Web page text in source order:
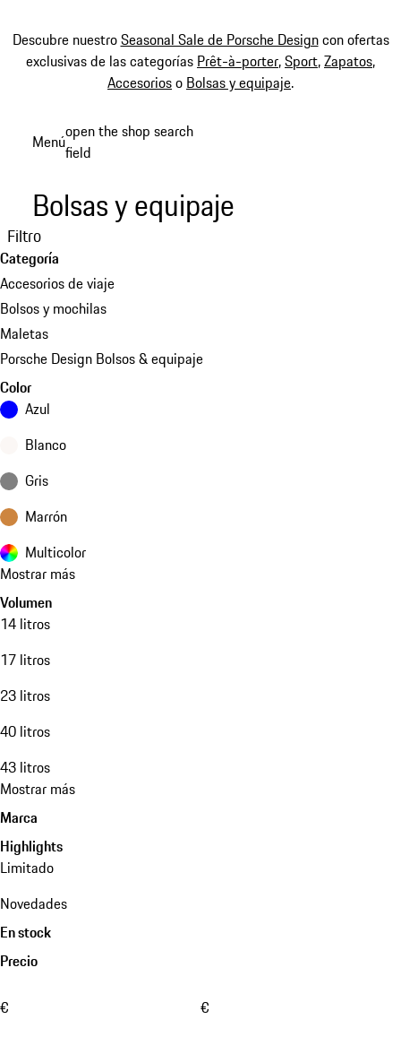
Descubre nuestroSeasonal Sale de Porsche Designcon ofertas
exclusivas de las categorías Prêt-à-porter,Sport,Zapatos,
Accesorioso Bolsas y equipaje.
Menúopen the shop search
field
Bolsas y equipaje
Filtro
Categoría
Accesorios de viaje
Bolsos y mochilas
Maletas
Porsche Design Bolsos & equipaje
Color
Azul
Blanco
Gris
Marrón
Multicolor
Mostrar más
Volumen
14 litros
17 litros
23 litros
40 litros
43 litros
Mostrar más
Marca
Highlights
Limitado
Novedades
En stock
Precio
€ €